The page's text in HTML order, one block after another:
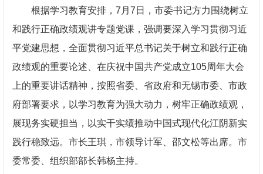
根据学习教育安排，7月7日，市委书记方力围绕树立
和践行正确政绩观讲专题党课，强调要深入学习贯彻习近
平党建思想，全面贯彻习近平总书记关于树立和践行正确
政绩观的重要论述、在庆祝中国共产党成立105周年大会
上的重要讲话精神，按照省委、省政府和无锡市委、市政
府部署要求，以学习教育为强大动力，树牢正确政绩观，
展现务实硬担当，以实干实绩推动中国式现代化江阴新实
践行稳致远。市长王琪，市领导计军、邵文松等出席。市
委常委、组织部部长韩杨主持。